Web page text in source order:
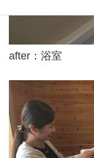
after：浴室